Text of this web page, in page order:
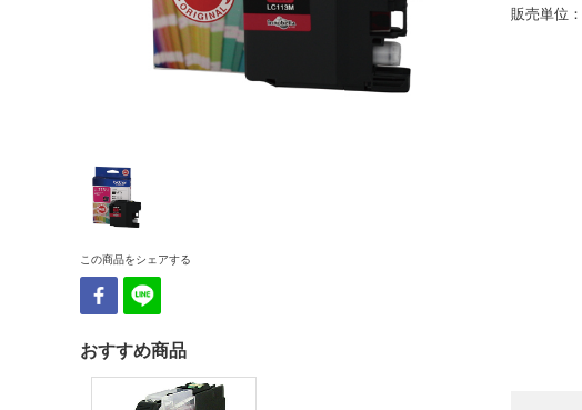
この商品をシェアする
おすすめ商品
販売単位：